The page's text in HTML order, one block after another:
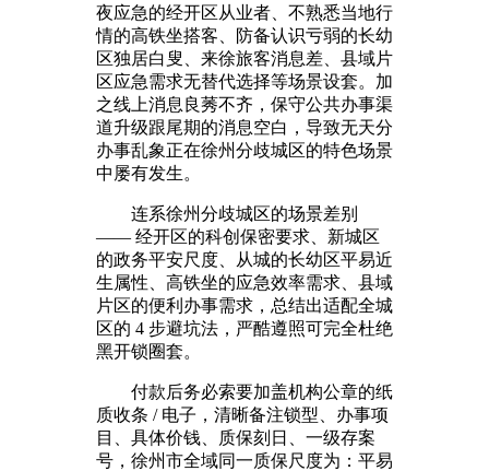
夜应急的经开区从业者、不熟悉当地行
情的高铁坐搭客、防备认识亏弱的长幼
区独居白叟、来徐旅客消息差、县域片
区应急需求无替代选择等场景设套。加
之线上消息良莠不齐，保守公共办事渠
道升级跟尾期的消息空白，导致无天分
办事乱象正在徐州分歧城区的特色场景
中屡有发生。
连系徐州分歧城区的场景差别
—— 经开区的科创保密要求、新城区
的政务平安尺度、从城的长幼区平易近
生属性、高铁坐的应急效率需求、县域
片区的便利办事需求，总结出适配全城
区的 4 步避坑法，严酷遵照可完全杜绝
黑开锁圈套。
付款后务必索要加盖机构公章的纸
质收条 / 电子，清晰备注锁型、办事项
目、具体价钱、质保刻日、一级存案
号，徐州市全域同一质保尺度为：平易